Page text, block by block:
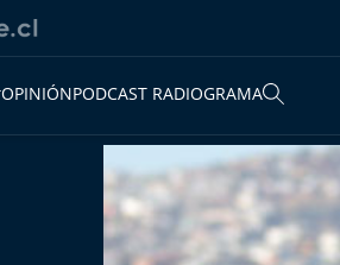
OPINIÓNPODCAST RADIOGRAMA